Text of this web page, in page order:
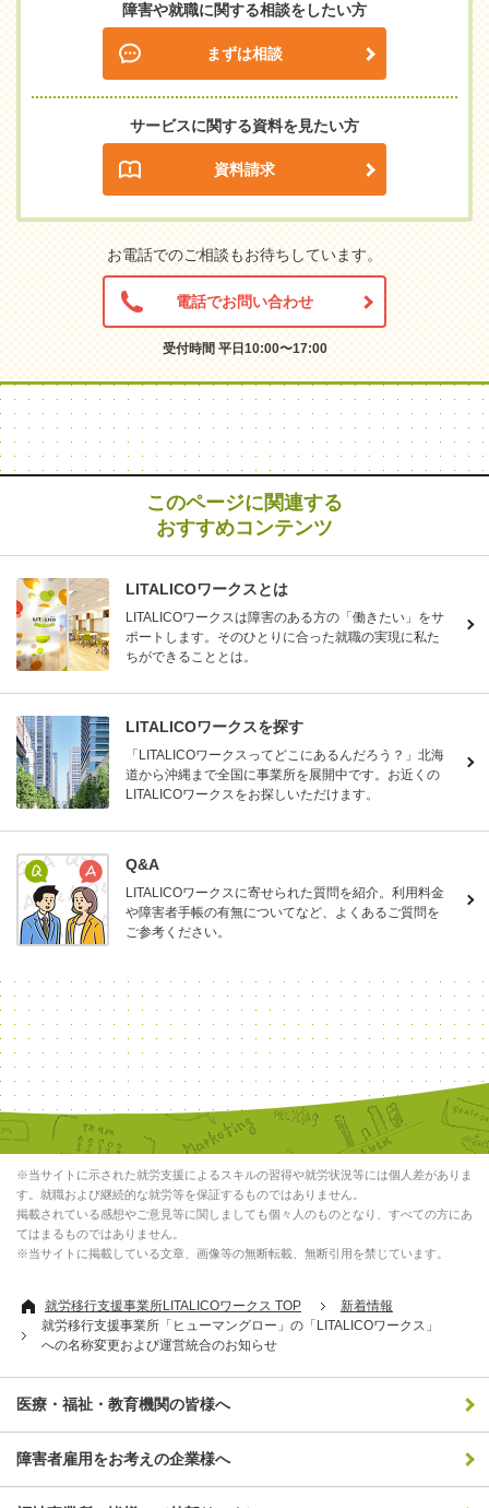
障害や就職に関する相談をしたい方
まずは相談
サービスに関する資料を見たい方
資料請求
お電話でのご相談もお待ちしています。
電話でお問い合わせ
受付時間 平日10:00〜17:00
このページに関連する
おすすめコンテンツ
LITALICOワークスとは
LITALICOワークスは障害のある方の「働きたい」をサ
ポートします。そのひとりに合った就職の実現に私た
ちができることとは。
LITALICOワークスを探す
「LITALICOワークスってどこにあるんだろう？」北海
道から沖縄まで全国に事業所を展開中です。お近くの
LITALICOワークスをお探しいただけます。
Q&A
LITALICOワークスに寄せられた質問を紹介。利用料金
や障害者手帳の有無についてなど、よくあるご質問を
ご参考ください。
※当サイトに示された就労支援によるスキルの習得や就労状況等には個人差がありま
す。就職および継続的な就労等を保証するものではありません。
掲載されている感想やご意見等に関しましても個々人のものとなり、すべての方にあ
てはまるものではありません。
※当サイトに掲載している文章、画像等の無断転載、無断引用を禁じています。
就労移行支援事業所LITALICOワークス TOP
新着情報
就労移行支援事業所「ヒューマングロー」の「LITALICOワークス」
への名称変更および運営統合のお知らせ
医療・福祉・教育機関の皆様へ
障害者雇用をお考えの企業様へ